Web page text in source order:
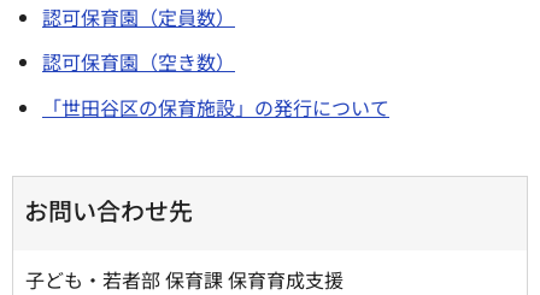
認可保育園（定員数）
認可保育園（空き数）
「世田谷区の保育施設」の発行について
お問い合わせ先
子ども・若者部 保育課 保育育成支援